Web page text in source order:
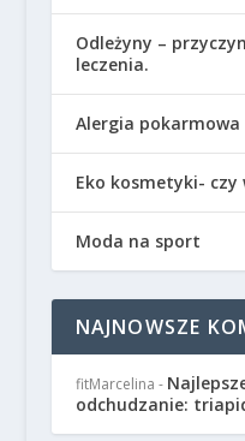
Odleżyny –
leczenia.
Alergia pokarmowa
Eko kosmetyki- czy
Moda na sport
NAJNOWSZE
fitMarcelina -
odchudzanie: